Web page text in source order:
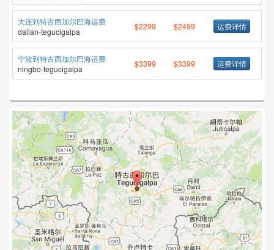
大连到特古西加尔巴海运费
dalian-tegucigalpa
$2299 $2499 运费详情
宁波到特古西加尔巴海运费
ningbo-tegucigalpa
$3399 $3399 运费详情